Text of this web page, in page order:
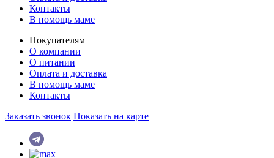
Контакты
В помощь маме
Покупателям
О компании
О питании
Оплата и доставка
В помощь маме
Контакты
Заказать звонок Показать на карте